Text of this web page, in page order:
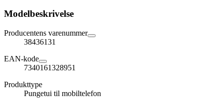
Modelbeskrivelse
Producentens varenummer
38436131
EAN-kode
7340161328951
Produkttype
Pungetui til mobiltelefon